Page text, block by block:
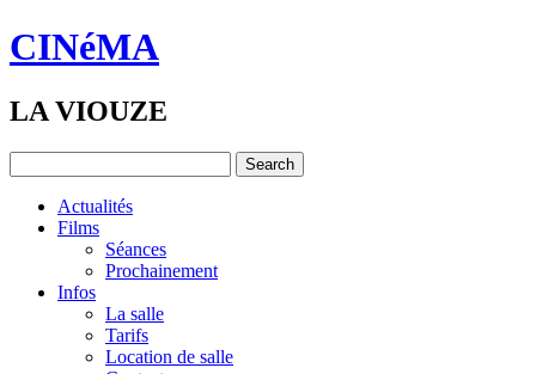
CINéMA
LA VIOUZE
Actualités
Films
Séances
Prochainement
Infos
La salle
Tarifs
Location de salle